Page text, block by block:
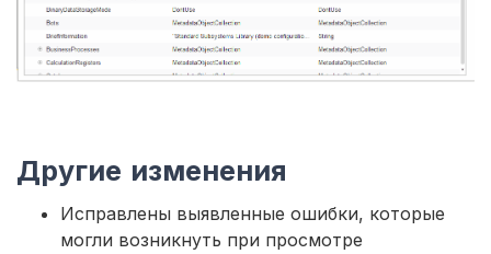
Другие изменения
Исправлены выявленные ошибки, которые
могли возникнуть при просмотре